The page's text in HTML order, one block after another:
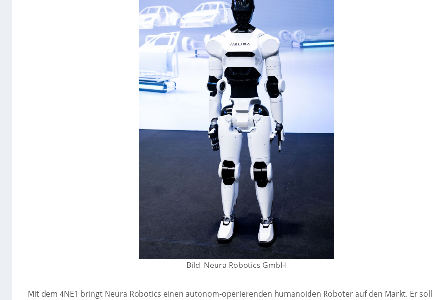
Bild: Neura Robotics GmbH
Mit dem 4NE1 bringt Neura Robotics einen autonom-operierenden humanoiden Roboter auf den Markt. Er soll